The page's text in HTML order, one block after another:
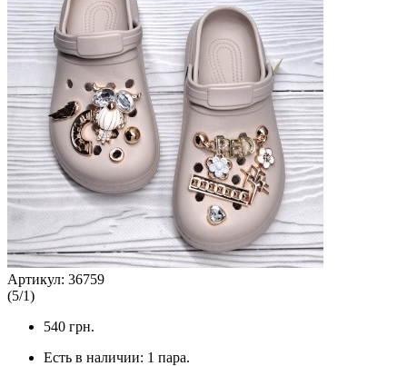
Артикул: 36759
(5/1)
540 грн.
Есть в наличии: 1 пара.